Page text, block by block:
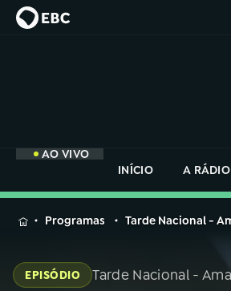
AO VIVO
INÍCIO
A RÁDIO
MENU
na
Rádio
Programas Tarde Nacional -
EPISÓDIO Tarde Nacional -